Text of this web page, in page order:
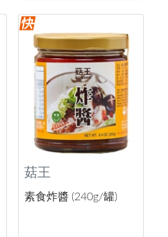
菇王
素食炸醬 (240g/罐)